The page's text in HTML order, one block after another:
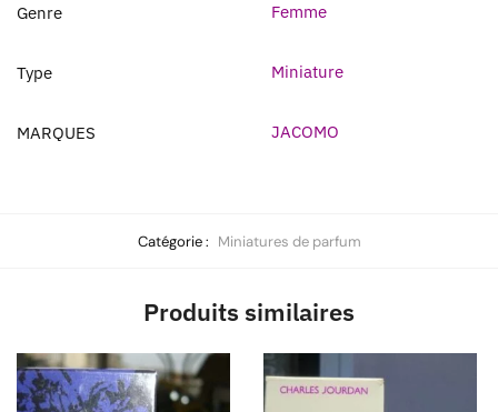
Genre Femme
Type Miniature
MARQUES JACOMO
Catégorie : Miniatures de parfum
Produits similaires